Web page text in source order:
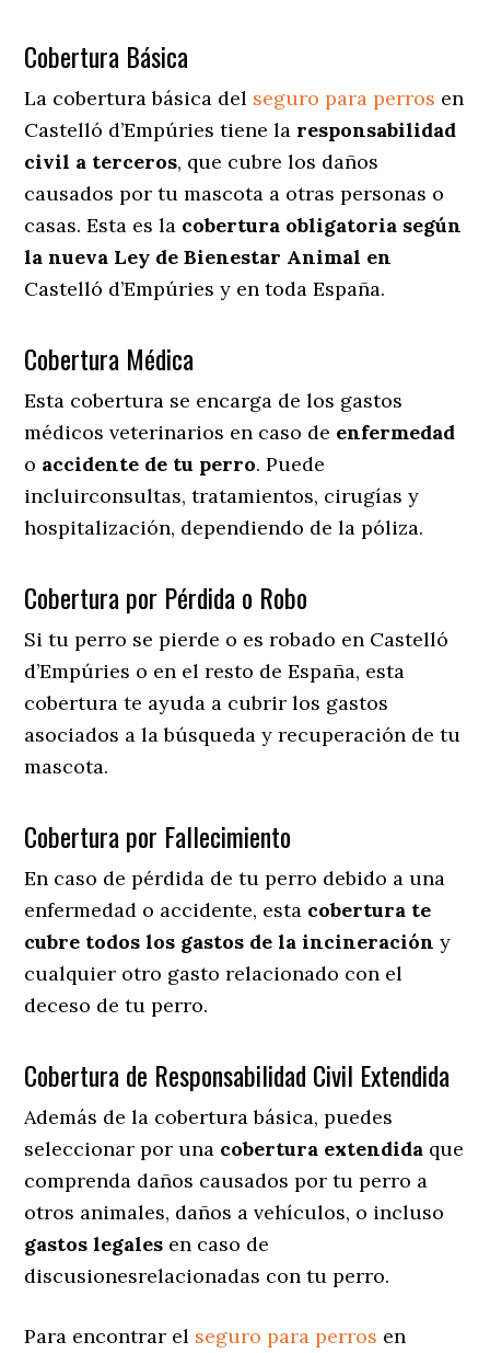
Cobertura Básica
La cobertura básica del seguro para perros en
Castelló d’Empúries tiene la responsabilidad
civil a terceros, que cubre los daños
causados por tu mascota a otras personas o
casas. Esta es la cobertura obligatoria según
la nueva Ley de Bienestar Animal en
Castelló d’Empúries y en toda España.
Cobertura Médica
Esta cobertura se encarga de los gastos
médicos veterinarios en caso de enfermedad
o accidente de tu perro. Puede
incluirconsultas, tratamientos, cirugías y
hospitalización, dependiendo de la póliza.
Cobertura por Pérdida o Robo
Si tu perro se pierde o es robado en Castelló
d’Empúries o en el resto de España, esta
cobertura te ayuda a cubrir los gastos
asociados a la búsqueda y recuperación de tu
mascota.
Cobertura por Fallecimiento
En caso de pérdida de tu perro debido a una
enfermedad o accidente, esta cobertura te
cubre todos los gastos de la incineración y
cualquier otro gasto relacionado con el
deceso de tu perro.
Cobertura de Responsabilidad Civil Extendida
Además de la cobertura básica, puedes
seleccionar por una cobertura extendida que
comprenda daños causados por tu perro a
otros animales, daños a vehículos, o incluso
gastos legales en caso de
discusionesrelacionadas con tu perro.
Para encontrar el seguro para perros en